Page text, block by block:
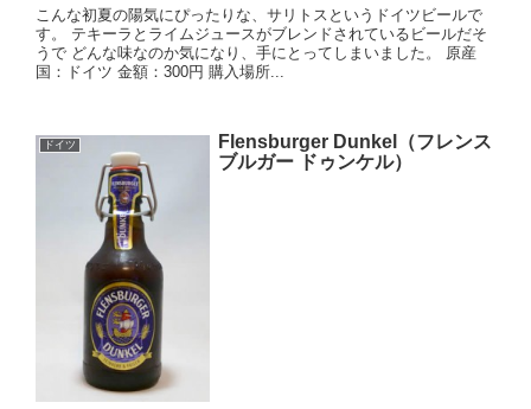
こんな初夏の陽気にぴったりな、サリトスというドイツビールで
す。 テキーラとライムジュースがブレンドされているビールだそ
うで どんな味なのか気になり、手にとってしまいました。 原産
国：ドイツ 金額：300円 購入場所...
ドイツ
Flensburger Dunkel（フレンス
ブルガー ドゥンケル）